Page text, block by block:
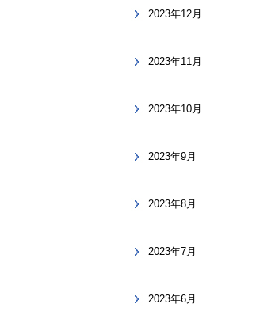
2023年12月
2023年11月
2023年10月
2023年9月
2023年8月
2023年7月
2023年6月